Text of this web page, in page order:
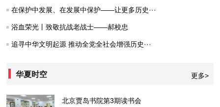
在保护中发展、在发展中保护——让更多历史···
浴血荣光丨致敬抗战老战士——郝校忠
追寻中华文明起源 推动全党全社会增强历史···
华夏时空 更多>
北京贾岛书院第3期读书会